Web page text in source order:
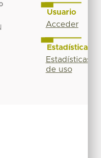
Usuario
Acceder
Estadísticas
Estadísticas
de uso